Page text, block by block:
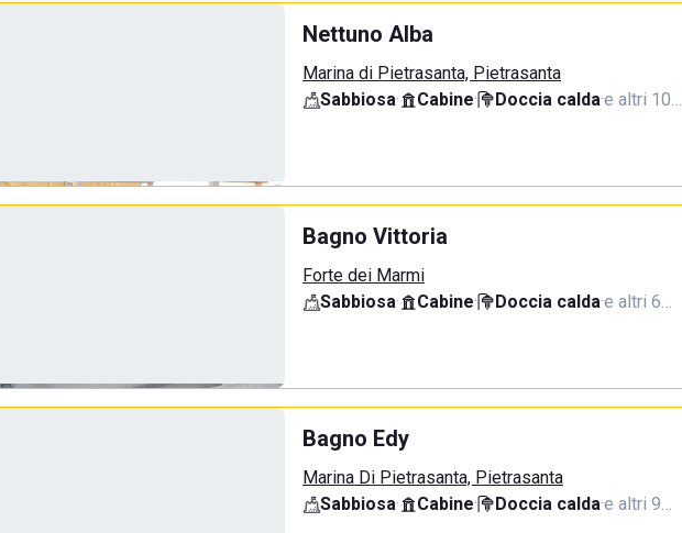
Nettuno Alba
Marina di Pietrasanta, Pietrasanta
Sabbiosa· Cabine· Doccia calda·e altri 10…
Bagno Vittoria
Forte dei Marmi
Sabbiosa· Cabine· Doccia calda·e altri 6…
Bagno Edy
Marina Di Pietrasanta, Pietrasanta
Sabbiosa· Cabine· Doccia calda·e altri 9…